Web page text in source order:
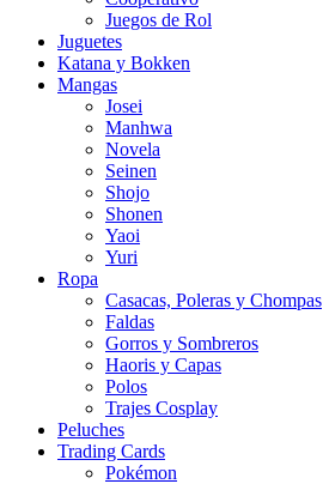
Juegos de Rol
Juguetes
Katana y Bokken
Mangas
Josei
Manhwa
Novela
Seinen
Shojo
Shonen
Yaoi
Yuri
Ropa
Casacas, Poleras y Chompas
Faldas
Gorros y Sombreros
Haoris y Capas
Polos
Trajes Cosplay
Peluches
Trading Cards
Pokémon